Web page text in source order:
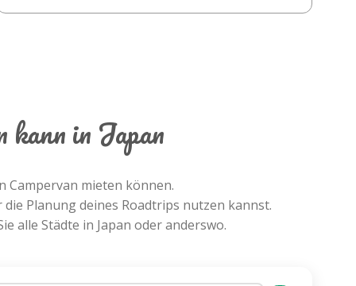
kann in Japan
Campervan mieten können.
Planung deines Roadtrips nutzen kannst.
alle Städte in Japan oder anderswo.